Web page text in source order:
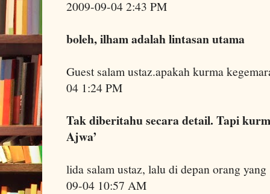
2009-09-04 2:43 PM
boleh, ilham adalah lintasan utama
Guest salam ustaz.apakah kurma
04 1:24 PM
Tak diberitahu secara detail. Tapi
Ajwa’
lida salam ustaz, lalu di depan orang
09-04 10:57 AM